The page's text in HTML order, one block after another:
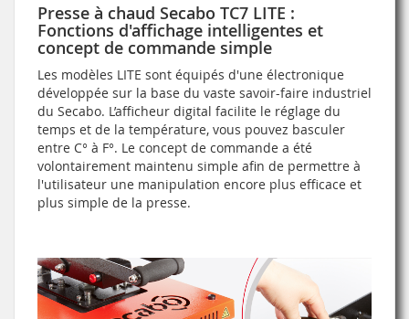
Presse à chaud Secabo TC7 LITE :
Fonctions d'affichage intelligentes et
concept de commande simple
Les modèles LITE sont équipés d'une électronique
développée sur la base du vaste savoir-faire industriel
du Secabo. L’afficheur digital facilite le réglage du
temps et de la température, vous pouvez basculer
entre C° à F°. Le concept de commande a été
volontairement maintenu simple afin de permettre à
l'utilisateur une manipulation encore plus efficace et
plus simple de la presse.